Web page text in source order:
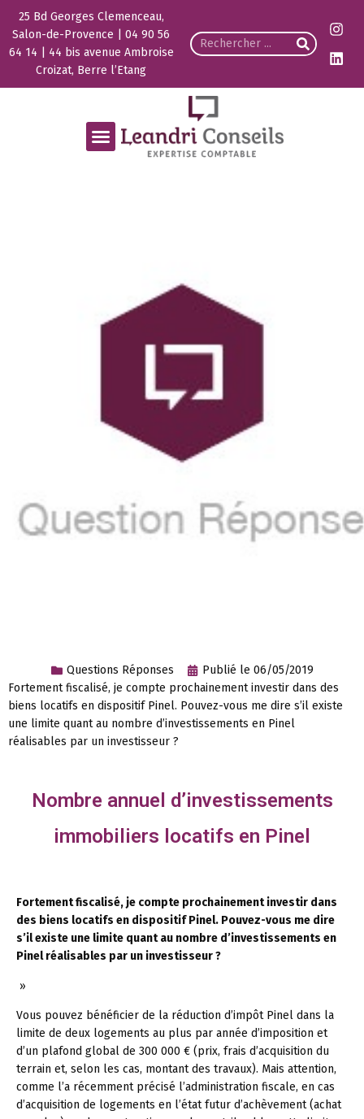
25 Bd Georges Clemenceau,
Salon-de-Provence | 04 90 56
64 14 | 44 bis avenue Ambroise
Croizat, Berre l’Etang
Questions Réponses Publié le 06/05/2019
Fortement fiscalisé, je compte prochainement investir dans des
biens locatifs en dispositif Pinel. Pouvez-vous me dire s’il existe
une limite quant au nombre d’investissements en Pinel
réalisables par un investisseur ?
Nombre annuel d’investissements
immobiliers locatifs en Pinel
Fortement fiscalisé, je compte prochainement investir dans
des biens locatifs en dispositif Pinel. Pouvez-vous me dire
s’il existe une limite quant au nombre d’investissements en
Pinel réalisables par un investisseur ?
»
Vous pouvez bénéficier de la réduction d’impôt Pinel dans la
limite de deux logements au plus par année d’imposition et
d’un plafond global de 300 000 € (prix, frais d’acquisition du
terrain et, selon les cas, montant des travaux). Mais attention,
comme l’a récemment précisé l’administration fiscale, en cas
d’acquisition de logements en l’état futur d’achèvement (achat